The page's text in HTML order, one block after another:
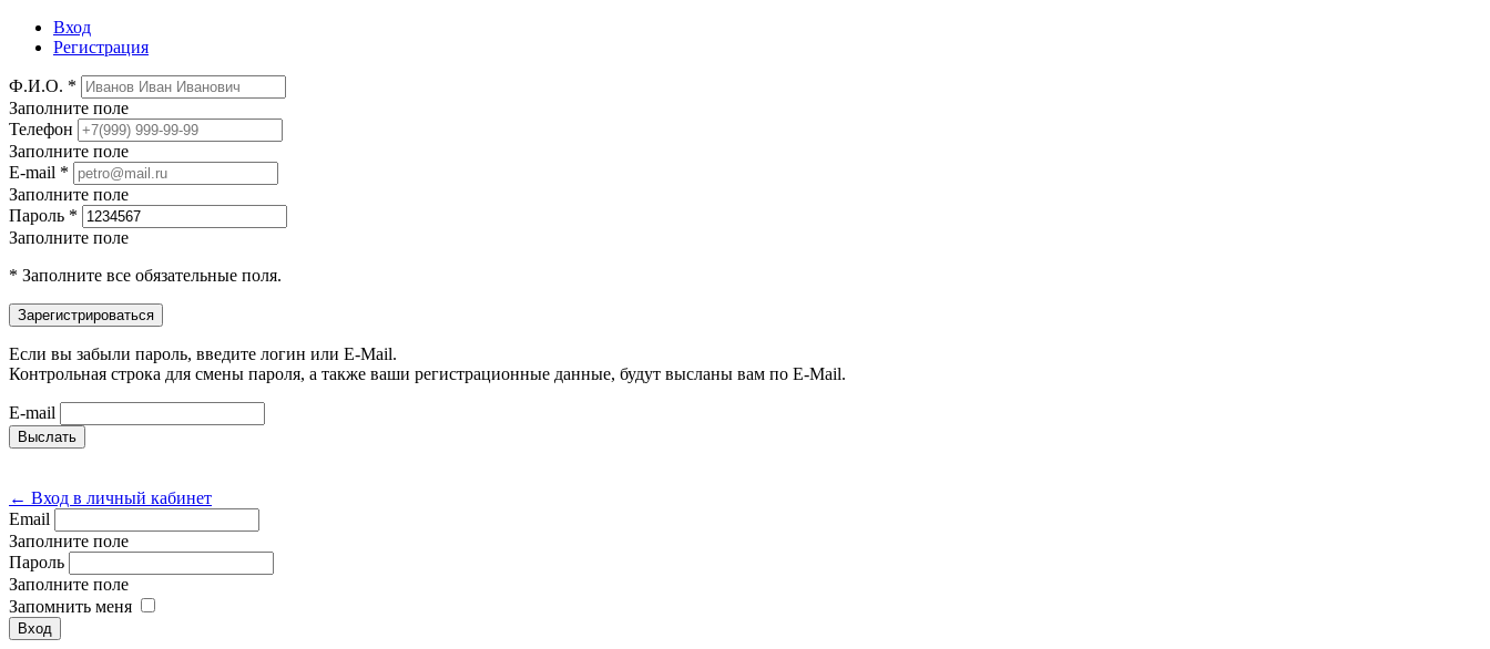
Вход
Регистрация
Ф.И.О. *
Заполните поле
Телефон
Заполните поле
E-mail *
Заполните поле
Пароль *
Заполните поле
* Заполните все обязательные поля.
Если вы забыли пароль, введите логин или E-Mail.
Контрольная строка для смены пароля, а также ваши регистрационные данные, будут высланы вам по E-Mail.
E-mail
← Вход в личный кабинет
Email
Заполните поле
Пароль
Заполните поле
Запомнить меня